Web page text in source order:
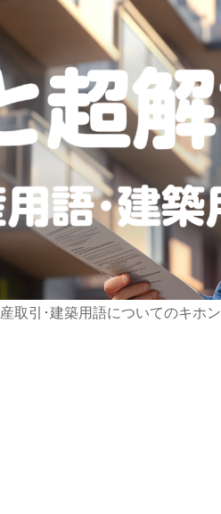
取引･建築用語についてのキホン